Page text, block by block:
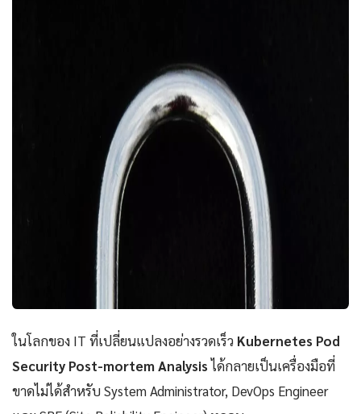
ในโลกของ IT ที่เปลี่ยนแปลงอย่างรวดเร็ว Kubernetes Pod
Security Post-mortem Analysisได้กลายเป็นเครื่องมือที่
ขาดไม่ได้สำหรับ System Administrator, DevOps Engineer